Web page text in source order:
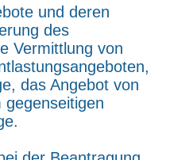
und deren
des
Vermittlung von
das Angebot von